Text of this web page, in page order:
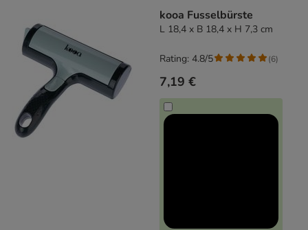
kooa Fusselbürste
L 18,4 x B 18,4 x H 7,3 cm
7,19 €
Rating: 4.8/5 (6)